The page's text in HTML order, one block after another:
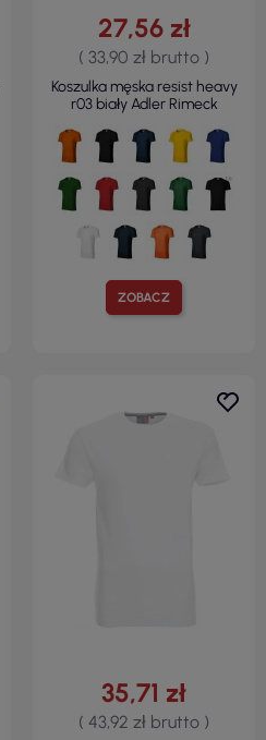
ZOBACZ
27,56 zł
( 33,90 zł brutto )
Koszulka męska resist heavy
r03 biały Adler Rimeck
35,71 zł
( 43,92 zł brutto )